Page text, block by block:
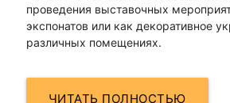
проведения выставочных
экспонатов или как декоративное
различных помещениях.
ЧИТАТЬ ПОЛНОСТЬЮ